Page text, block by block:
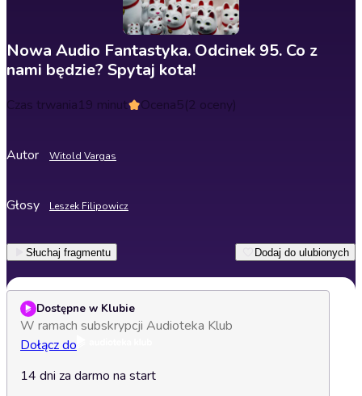
Nowa Audio Fantastyka. Odcinek 95. Co z
nami będzie? Spytaj kota!
Czas trwania19 minut Ocena5(2 oceny)
Autor Witold Vargas
Głosy Leszek Filipowicz
Słuchaj fragmentu Dodaj do ulubionych
Dostępne w Klubie
W ramach subskrypcji Audioteka Klub
Dołącz do
14 dni za darmo na start